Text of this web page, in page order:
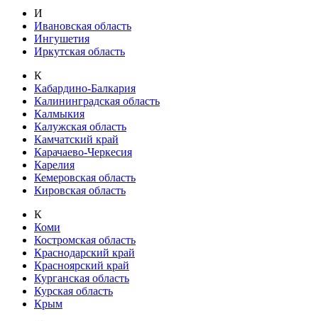
И
Ивановская область
Ингушетия
Иркутская область
К
Кабардино-Балкария
Калининградская область
Калмыкия
Калужская область
Камчатский край
Карачаево-Черкесия
Карелия
Кемеровская область
Кировская область
К
Коми
Костромская область
Краснодарский край
Красноярский край
Курганская область
Курская область
Крым